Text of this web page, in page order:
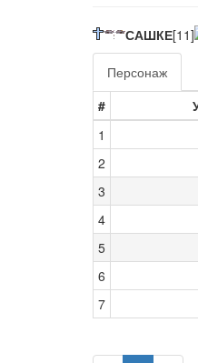
САШКЕ[11]
Персонаж
#
1
2
3
4
5
6
7